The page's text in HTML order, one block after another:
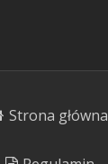
Strona główna